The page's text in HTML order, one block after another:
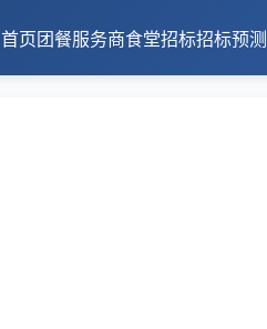
首页团餐服务商食堂招标招标预测